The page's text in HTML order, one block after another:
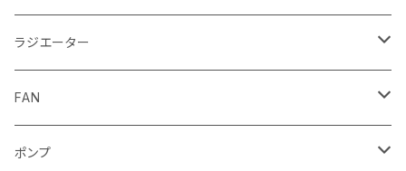
Intel
AMD
GPUウォーターブロック
NVIDIA
AMD
モノブロック
EK-RESチューブ（交換用）
EK-D5 Series
ディストロプレート
ラジエーター
ラジエーターサイズ240mm
ラジエーターサイズ280mm
FAN
FANサイズ120mm
ポンプ